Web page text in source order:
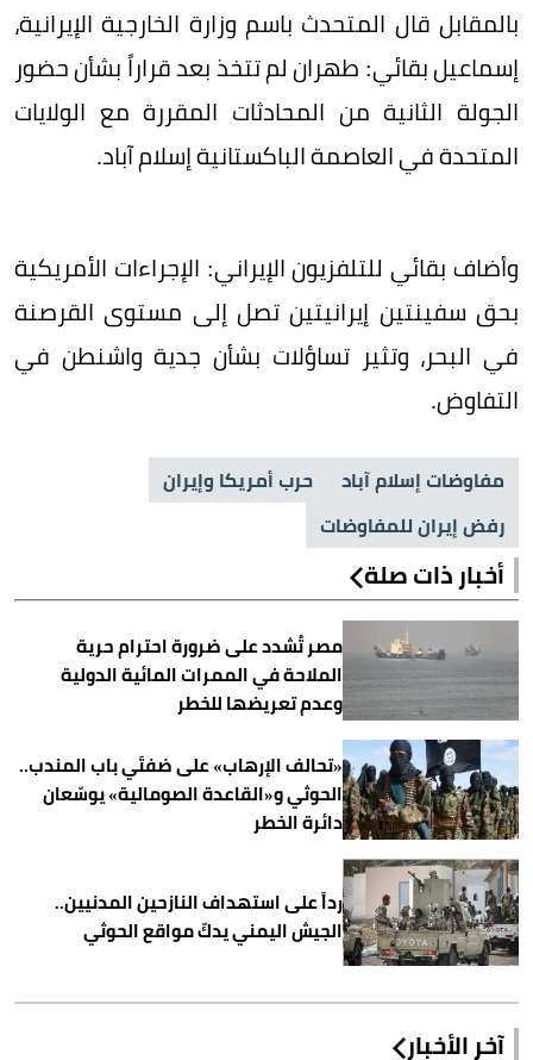
بالمقابل قال المتحدث باسم وزارة الخارجية الإيرانية،
إسماعيل بقائي: طهران لم تتخذ بعد قراراً بشأن حضور
الجولة الثانية من المحادثات المقررة مع الولايات
المتحدة في العاصمة الباكستانية إسلام آباد.
وأضاف بقائي للتلفزيون الإيراني: الإجراءات ​الأمريكية
⁠بحق سفينتين ​إيرانيتين ⁠تصل ‌إلى مستوى القرصنة
في البحر، وتثير تساؤلات بشأن جدية واشنطن في
التفاوض.
مفاوضات إسلام آباد
حرب أمريكا وإيران
رفض إيران للمفاوضات
أخبار ذات صلة
مصر تُشدد على ضرورة احترام حرية
الملاحة في الممرات المائية الدولية
وعدم تعريضها للخطر
«تحالف الإرهاب» على ضفتَي باب المندب..
الحوثي و«القاعدة الصومالية» يوسّعان
دائرة الخطر
رداً على استهداف النازحين المدنيين..
الجيش اليمني يدكّ مواقع الحوثي
آخر الأخبار